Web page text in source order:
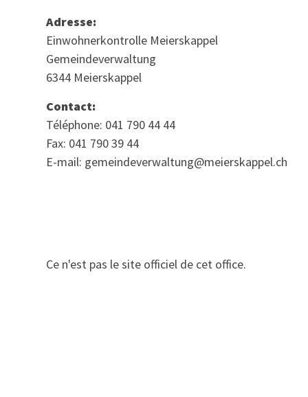
Adresse:
Einwohnerkontrolle Meierskappel
Gemeindeverwaltung
6344 Meierskappel
Contact:
Téléphone: 041 790 44 44
Fax: 041 790 39 44
E-mail: gemeindeverwaltung@meierskappel.ch
Ce n'est pas le site officiel de cet office.